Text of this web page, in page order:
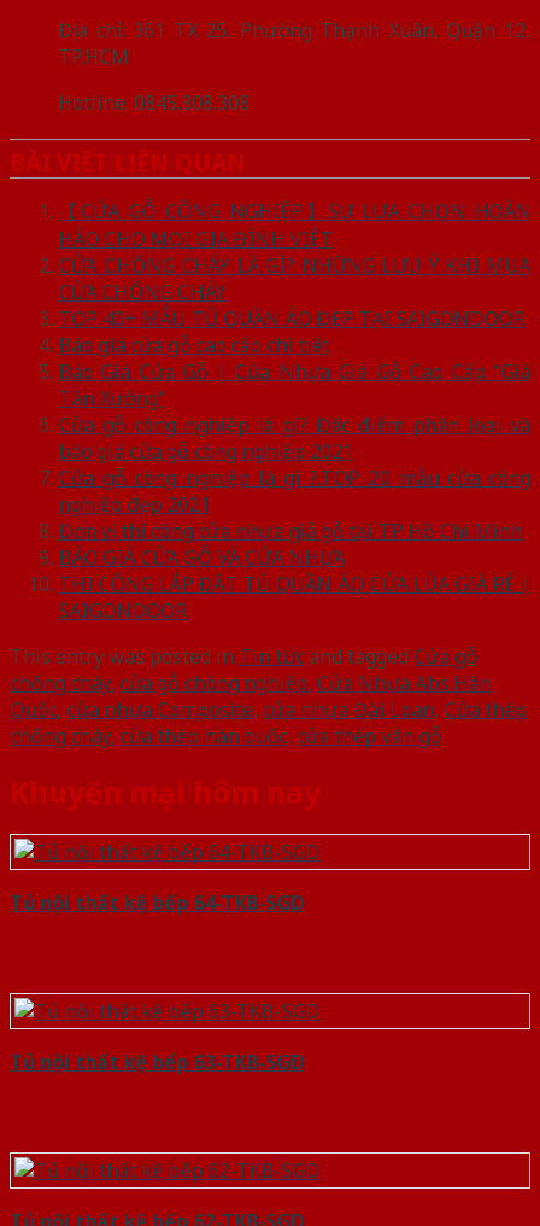
Địa chỉ: 361 TX 25, Phường Thạnh Xuân, Quận 12,
TP.HCM
Hotline: 0845.308.308
BÀI VIẾT LIÊN QUAN
【CỬA GỖ CÔNG NGHIỆP】SỰ LỰA CHỌN HOÀN
HẢO CHO MỌI GIA ĐÌNH VIỆT
CỬA CHỐNG CHÁY LÀ GÌ? NHỮNG LƯU Ý KHI MUA
CỬA CHỐNG CHÁY
TOP 40+ MẪU TỦ QUẦN ÁO ĐẸP TẠI SAIGONDOOR
Báo giá cửa gỗ cao cấp chi tiết
Báo Giá Cửa Gỗ | Cửa Nhựa Giả Gỗ Cao Cấp “Giá
Tận Xưởng”
Cửa gỗ công nghiệp là gì? Đặc điểm phân loại và
báo giá cửa gỗ công nghiệp 2021
Cửa gỗ công nghiệp là gì ?.TOP 20 mẫu cửa công
nghiệp đẹp 2021
Đơn vị thi công cửa nhựa giả gỗ tại TP Hồ Chí Minh
BÁO GIÁ CỬA GỖ VÀ CỬA NHỰA
THI CÔNG LẮP ĐẶT TỦ QUẦN ÁO CỬA LÙA GIÁ RẺ |
SAIGONDOOR
This entry was posted in Tin tứcand tagged Cửa gỗ
chống cháy, cửa gỗ chông nghiệp, Cửa Nhựa Abs Hàn
Quốc, cửa nhựa Composite, cửa nhựa Đài Loan, Cửa thép
chống cháy, cửa thép hàn quốc, cửa thép vân gỗ.
Khuyến mại hôm nay
Tủ nội thất kệ bếp 64-TKB-SGD
Tủ nội thất kệ bếp 63-TKB-SGD